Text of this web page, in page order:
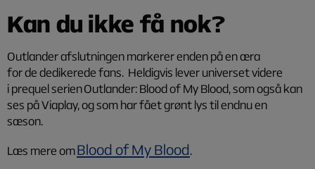
Kan du ikke få nok?
Outlander afslutningen markerer enden på en æra
for de dedikerede fans. Heldigvis lever universet videre
i prequel serienOutlander: Blood of My Blood, som også kan
ses på Viaplay, og som har fået grønt lys til endnu en
sæson.
Læs mere omBlood of My Blood.